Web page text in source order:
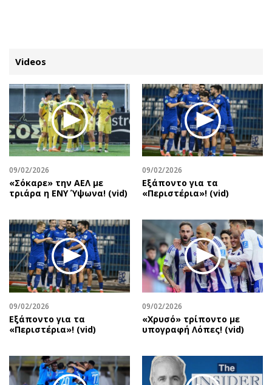
ΚΑΤΗΓΟΡΙΕΣ ΣΥΝΔΕΣΗ
Κύπρος
Παιδεία
Υγεία
Πολιτική
Βουλευτικές 2026
Προεδρικές 2023
Δημοσκοπήσεις
Διπλωματία
Αθλητισμός
Κύπρος
Ελλάδα
Διεθνή
Κληρώσεις Allwyn
Οικονομική
Απόψεις
Αρθρογραφία
The Hill
Υγεία
Αγγελίες
Πωλούνται
Ζητούν εργασία
Θέσεις εργασίας
Geek
Νέα
Κινητά-tablets
Social
Αυτοκίνηση
Αφιερώματα
Videos
09/02/2026
«Σόκαρε» την ΑΕΛ με
τριάρα η ΕΝΥ Ύψωνα! (vid)
09/02/2026
Εξάποντο για τα
«Περιστέρια»! (vid)
09/02/2026
Εξάποντο για τα
«Περιστέρια»! (vid)
09/02/2026
«Χρυσό» τρίποντο με
υπογραφή Λόπες! (vid)